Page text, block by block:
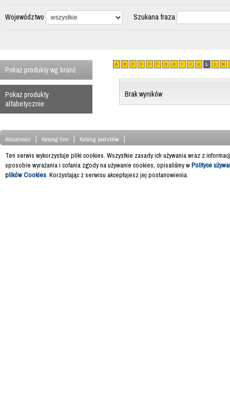
Województwo Szukana fraza
Pokaż produkty wg branż
Pokaż produkty
alfabetycznie
A B C D E F G H I J K L Ł M
Brak wyników
Aktualności | Katalog firm | Katalog produktów
|
Ten serwis wykorzystuje pliki cookies. Wszystkie zasady ich używania wraz z
sposobie wyrażania i cofania zgody na używanie cookies, opisaliśmy wPolityce
plików Cookies. Korzystając z serwisu akceptujesz jej postanowienia.